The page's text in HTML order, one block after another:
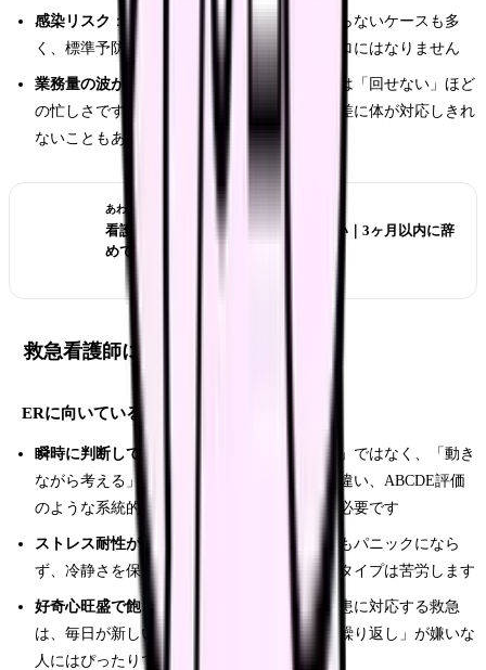
感染リスク ：搬送時点で感染症の有無がわからないケースも多
く、標準予防策は徹底しますが、リスクはゼロにはなりません
業務量の波が激しい
：搬送が集中する時間帯は「回せない」ほど
の忙しさですが、暇な時間帯もあり、その落差に体が対応しきれ
ないこともあります
あわせて読みたい
看護師 転職したばかりなのに辞めたい｜3ヶ月以内に辞
めてもいい？
救急看護師に向いている人の特徴
ERに向いている人
瞬時に判断して動ける人
：「まず考えてから」ではなく、「動き
ながら考える」タイプ。ただし無鉄砲さとは違い、ABCDE評価
のような系統的思考を瞬時に実行できる力が必要です
ストレス耐性が高い人
：プレッシャーの中でもパニックになら
ず、冷静さを保てる人。感情的になりやすいタイプは苦労します
好奇心旺盛で飽きっぽくない人
：あらゆる疾患に対応する救急
は、毎日が新しい学びの連続。「同じことの繰り返し」が嫌いな
人にはぴったりです